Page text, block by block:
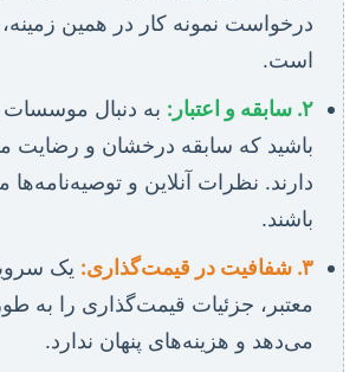
درخواست نمونه کار در همین زمینه،
است.
۲. سابقه و اعتبار:
به دنبال موسسات
باشید که سابقه درخشان و رضایت
دارند. نظرات آنلاین و توصیه‌نامه‌ها
باشند.
۳. شفافیت در قیمت‌گذاری:
یک
معتبر، جزئیات قیمت‌گذاری را به
می‌دهد و هزینه‌های پنهان ندارد.